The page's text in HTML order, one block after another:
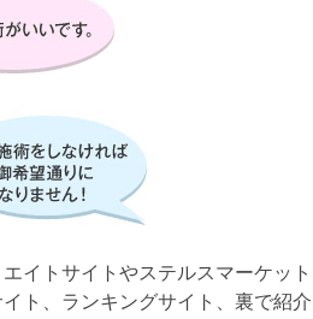
イトサイトやステルスマーケット
ト、ランキングサイト、裏で紹介